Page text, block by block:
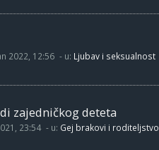
2022, 12:56 - u: Ljubav i seksualnost
zajedničkog deteta
23:54 - u: Gej brakovi i roditeljstvo